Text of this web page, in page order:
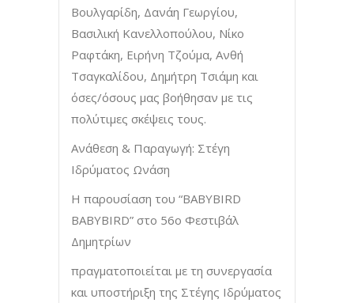
Βουλγαρίδη, Δανάη Γεωργίου,
Βασιλική Κανελλοπούλου, Νίκο
Ραφτάκη, Ειρήνη Τζούμα, Ανθή
Τσαγκαλίδου, Δημήτρη Τσιάμη και
όσες/όσους μας βοήθησαν με τις
πολύτιμες σκέψεις τους.
Ανάθεση & Παραγωγή: Στέγη
Ιδρύματος Ωνάση
Η παρουσίαση του “BABYBIRD
BABYBIRD” στο 56ο Φεστιβάλ
Δημητρίων
πραγματοποιείται με τη συνεργασία
και υποστήριξη της Στέγης Ιδρύματος